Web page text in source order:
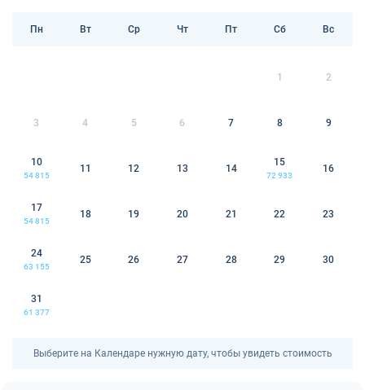
Пн Вт Ср Чт Пт Сб Вс
1 2
3 4 5 6 7 8 9
10
54 815
11 12 13 14
15
72 933
16
17
54 815
18 19 20 21 22 23
24
63 155
25 26 27 28 29 30
31
61 377
Выберите на Календаре нужную дату, чтобы увидеть стоимость